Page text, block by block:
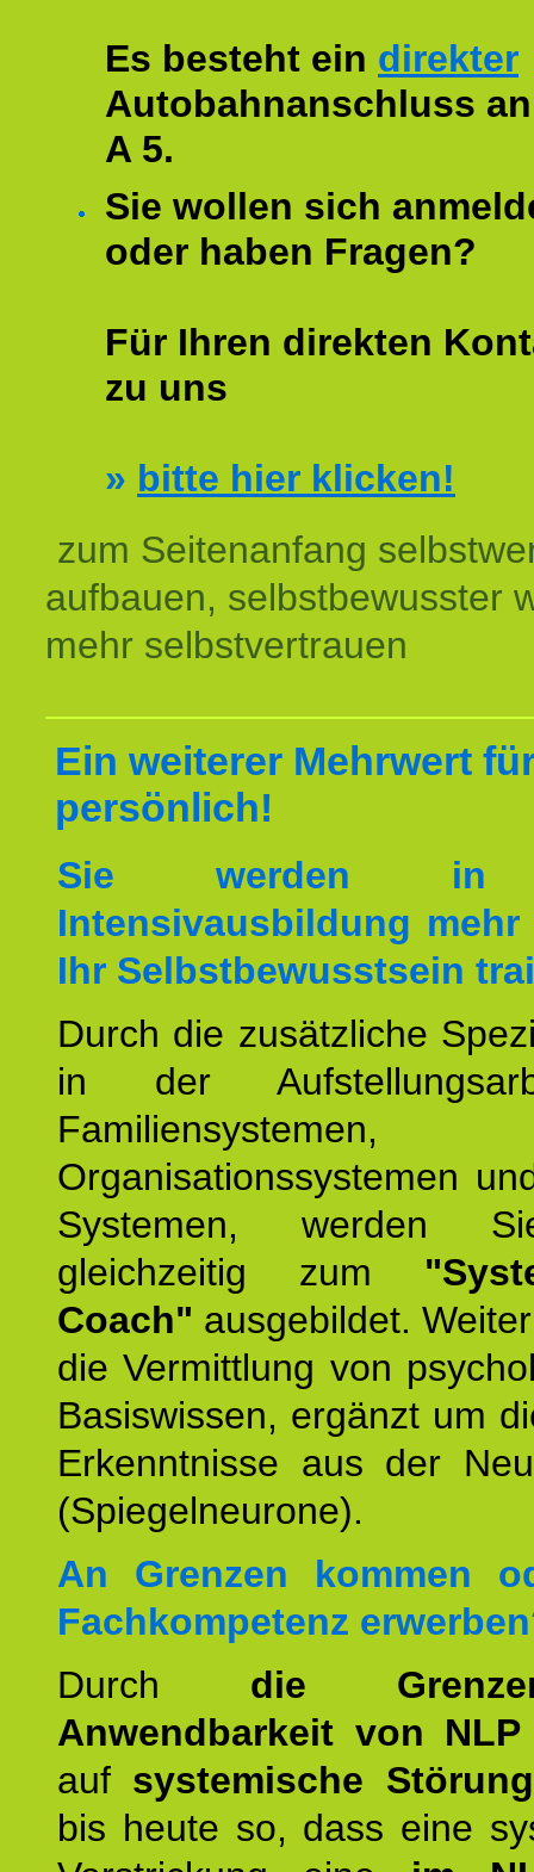
Es besteht ein direkter
Autobahnanschluss
A 5.
Sie wollen sich
oder haben Fragen?
Für Ihren direkten
zu uns
» bitte hier klicken!
zum Seitenanfang
aufbauen, selbstbewusster
mehr selbstvertrauen
Ein weiterer Mehrwert
persönlich!
Sie werden in
Intensivausbildung
Ihr Selbstbewusstsein
Durch die zusätzliche
in der
Familiensystemen,
Organisationssystemen
Systemen, werden
gleichzeitig zum
Coach" ausgebildet.
die Vermittlung von
Basiswissen, ergänzt um
Erkenntnisse aus der
(Spiegelneurone).
An Grenzen kommen
Fachkompetenz
Durch die
Anwendbarkeit von NLP
auf systemische
bis heute so, dass eine